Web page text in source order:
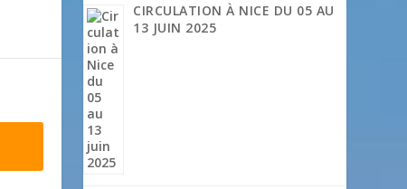
CIRCULATION À NICE DU 05 AU
13 JUIN 2025